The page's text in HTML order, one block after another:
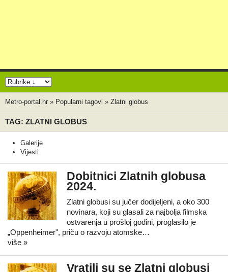
Metro-portal.hr » Popularni tagovi » Zlatni globus
TAG: ZLATNI GLOBUS
Galerije
Vijesti
Dobitnici Zlatnih globusa
2024.
Zlatni globusi su jučer dodijeljeni, a oko 300
novinara, koji su glasali za najbolja filmska
ostvarenja u prošloj godini, proglasilo je
„Oppenheimer", priču o razvoju atomske…
više »
Vratili su se Zlatni globusi